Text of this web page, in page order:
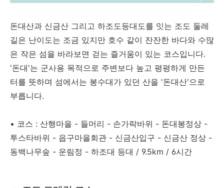
돈대산과 신금산 그리고 하조도등대도를 잇는 조도 둘레
길은 난이도는 조금 있지만 호수 같이 잔잔한 바다와 수많
은 작은 섬을 바라보면 걷는 즐거움이 있는 코스입니다.
'돈대'는 군사용 목적으로 주변보다 높고 평평하게 만든
터를 뜻하며 섬에서는 봉수대가 있던 산을 '돈대산'으로
부릅니다.
• 코스 : 산행마을 - 들머리 - 손가락바위 - 돈대봉정상 -
투스타바위 - 읍구마을회관 - 신금산입구 - 신금산 정상 -
동백나무숲 - 운림정 - 하조대 등대 / 9.5km / 6시간